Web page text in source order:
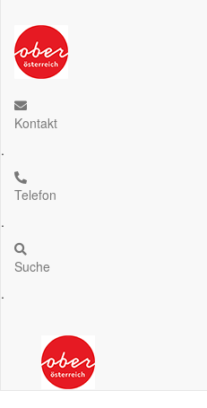
Kontakt
.
Telefon
.
Suche
.